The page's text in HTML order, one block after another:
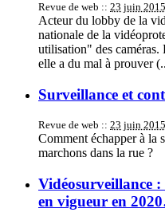
Revue de web :: 23 juin 2015
Acteur du lobby de la
nationale de la
utilisation" des caméras.
elle a du mal à prouver
Surveillance et
Revue de web :: 23 juin 2015
Comment échapper à la
marchons dans la rue ?
Vidéosurveillance
en vigueur en